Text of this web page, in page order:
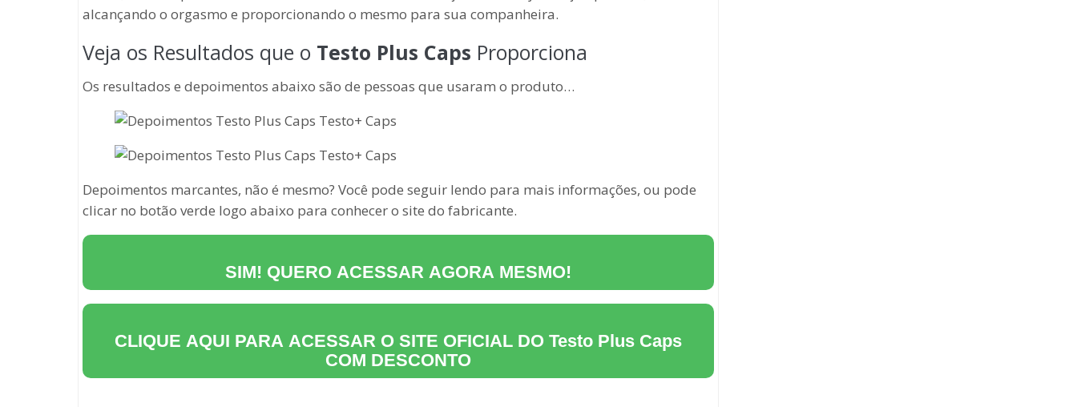
alcançando o orgasmo e proporcionando o mesmo para sua companheira.
Veja os Resultados que o Testo Plus Caps Proporciona
Os resultados e depoimentos abaixo são de pessoas que usaram o produto…
Depoimentos marcantes, não é mesmo? Você pode seguir lendo para mais informações, ou pode
clicar no botão verde logo abaixo para conhecer o site do fabricante.
SIM! QUERO ACESSAR AGORA MESMO!
CLIQUE AQUI PARA ACESSAR O SITE OFICIAL DO Testo Plus Caps
COM DESCONTO